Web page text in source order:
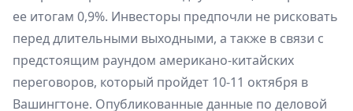
ее итогам 0,9%. Инвесторы предпочли не рисковать
перед длительными выходными, а также в связи с
предстоящим раундом американо-китайских
переговоров, который пройдет 10-11 октября в
Вашингтоне. Опубликованные данные по деловой